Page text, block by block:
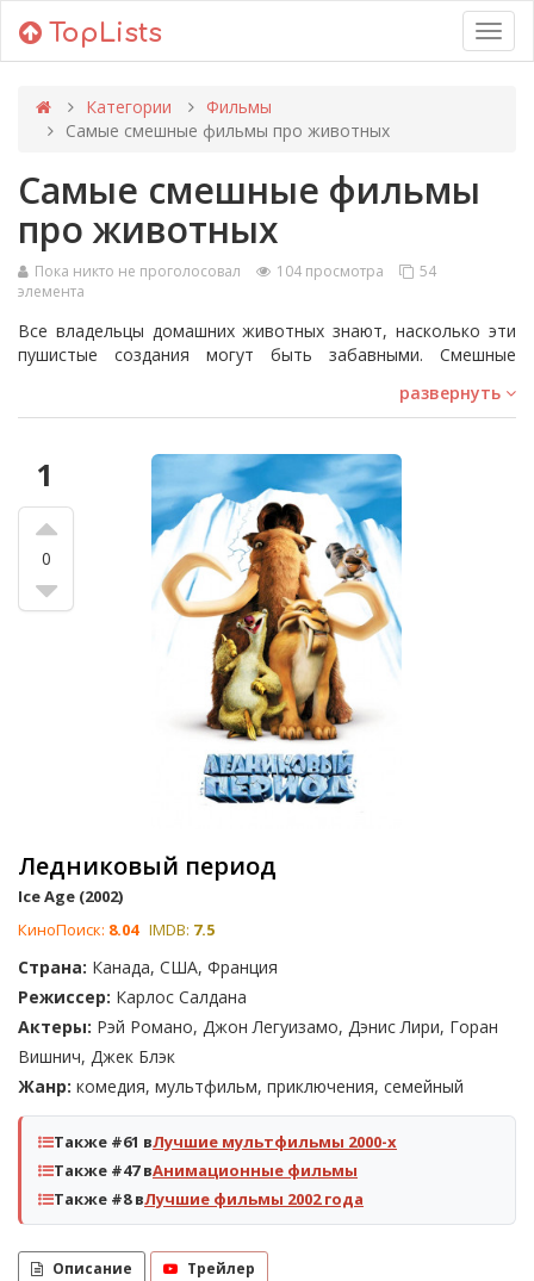
TopLists
Категории
Фильмы
Самые смешные фильмы про животных
Самые смешные фильмы
про животных
Пока никто не проголосовал 104 просмотра
54
элемента
Все владельцы домашних животных знают, насколько эти
пушистые создания могут быть забавными. Смешные
о четвероногих, которые подружившись со своими
человеческими спутниками, зачастую, переигрывают их. В
этом рейтинге вы найдете грандиозные и веселые
кинофильмы о животных, от 'Айс Вентураны: Розыск
домашних животных' до 'Кто подставил кролика Роджера' и
'Говарда-утку'.
Что для вас будет интересным в списке комедийных
фильмов о животных? Кристофер Гест и Юджин Леви
написали сценарий для 'Best in Show', пародийного
документального фильма о участниках престижной
собачьей выставки. 'Рататуй' — одна из лучших
анимационных комедий всех времен. Эдди Мерфи привнес
свой знаменитый острый юмор в картину 'Доктор Дулиттл'.
В этом списке есть и другие хорошие фильмы, включая
'Воздушный Бад', 'Пчелку Майю' и 'Тёрнер и Хуч'. У вас есть
любимая комедия про животных? Проголосуйте за лучшие
фильмы, переместив их вверх по этому списку и,
развернуть
1
0
Ледниковый период
Ice Age (2002)
КиноПоиск: 8.04 IMDB: 7.5
Страна: Канада, США, Франция
Режиссер: Карлос Салдана
Актеры: Рэй Романо, Джон Легуизамо, Дэнис Лири, Горан
Вишнич, Джек Блэк
Жанр: комедия, мультфильм, приключения, семейный
Также #61 вЛучшие мультфильмы 2000-х
Также #47 вАнимационные фильмы
Также #8 вЛучшие фильмы 2002 года
Описание Трейлер